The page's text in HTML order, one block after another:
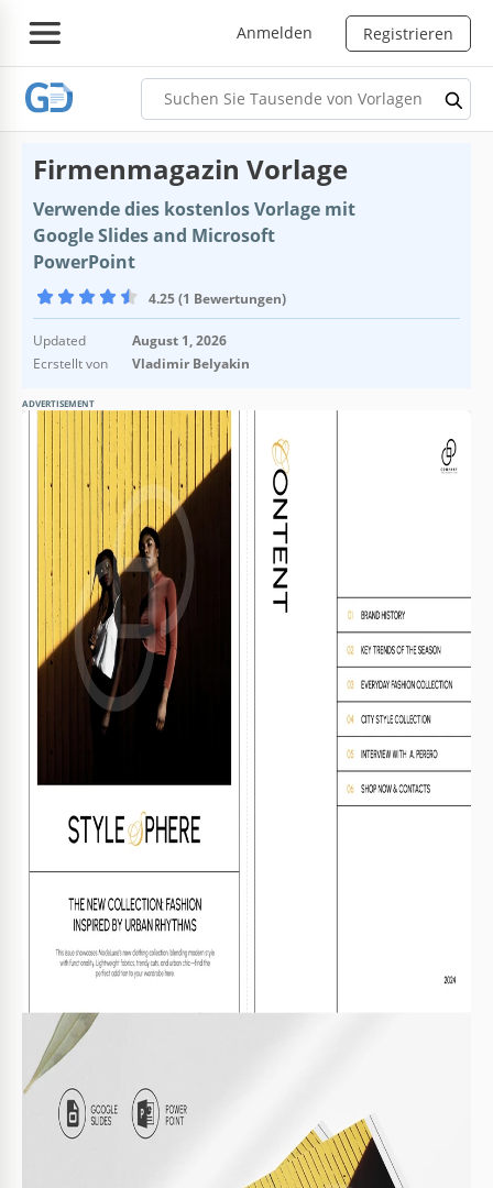
Anmelden Registrieren
Firmenmagazin Vorlage
Verwende dies kostenlos Vorlage mit
Google Slides and Microsoft
PowerPoint
4.25 (1 Bewertungen)
Updated
August 1, 2026
Ecrstellt von
Vladimir Belyakin
ADVERTISEMENT